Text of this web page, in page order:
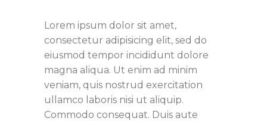
Lorem ipsum dolor sit amet,
consectetur adipisicing elit, sed do
eiusmod tempor incididunt dolore
magna aliqua. Ut enim ad minim
veniam, quis nostrud exercitation
ullamco laboris nisi ut aliquip.
Commodo consequat. Duis aute